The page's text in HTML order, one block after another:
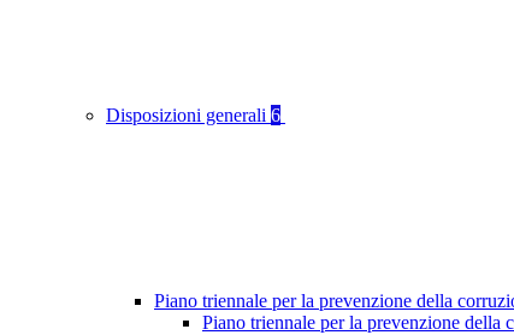
Disposizioni generali 6
Piano triennale per la prevenzione della
Piano triennale per la prevenzione della